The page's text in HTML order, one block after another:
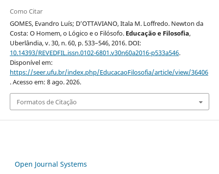
Como Citar
GOMES, Evandro Luís; D’OTTAVIANO, Itala M. Loffredo. Newton da
Costa: O Homem, o Lógico e o Filósofo. Educação e Filosofia,
Uberlândia, v. 30, n. 60, p. 533–546, 2016. DOI:
10.14393/REVEDFIL.issn.0102-6801.v30n60a2016-p533a546.
Disponível em:
https://seer.ufu.br/index.php/EducacaoFilosofia/article/view/36406
. Acesso em: 8 ago. 2026.
Formatos de Citação
Open Journal Systems